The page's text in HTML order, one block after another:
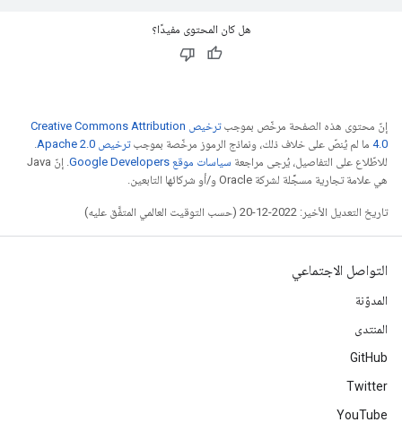
هل كان المحتوى مفيدًا؟
إنّ محتوى هذه الصفحة مرخّص بموجب
ترخيص Creative Commons Attribution
4.0‏ ما لم يُنصّ على خلاف ذلك، ونماذج الرموز مرخّصة بموجبترخيص Apache 2.0‏
.
للاطّلاع على التفاصيل، يُرجى مراجعة سياسات موقع Google Developers‏
. إنّ Java
هي علامة تجارية مسجَّلة لشركة Oracle و/أو شركائها التابعين.
تاريخ التعديل الأخير: 2022-12-20 (حسب التوقيت العالمي المتفَّق عليه)
التواصل الاجتماعي
المدوّنة
المنتدى
GitHub
Twitter
YouTube